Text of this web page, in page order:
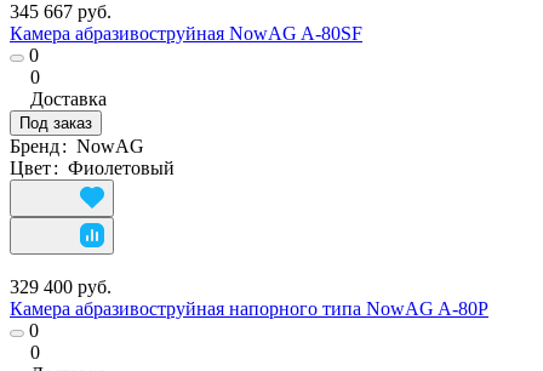
345 667 руб.
Камера абразивоструйная NowAG A-80SF
0
0
Доставка
Под заказ
Бренд: NowAG
Цвет: Фиолетовый
329 400 руб.
Камера абразивоструйная напорного типа NowAG A-80P
0
0